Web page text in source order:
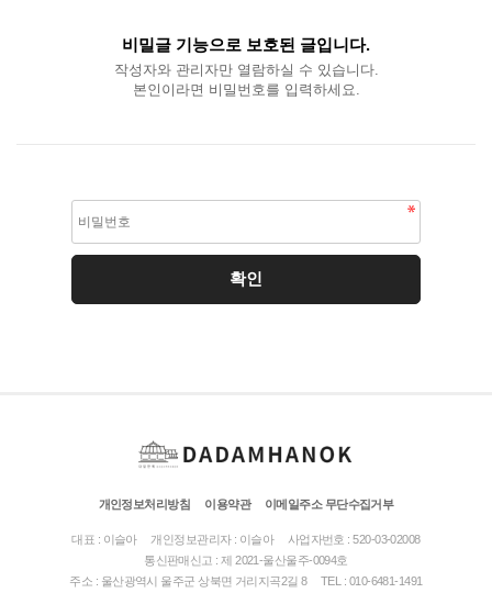
비밀글 기능으로 보호된 글입니다.
작성자와 관리자만 열람하실 수 있습니다.
본인이라면 비밀번호를 입력하세요.
개인정보처리방침 이용약관 이메일주소 무단수집거부
대표 : 이슬아 개인정보관리자 : 이슬아
사업자번호 : 520-03-02008
통신판매신고 : 제 2021-울산울주-0094호
주소 : 울산광역시 울주군 상북면 거리지곡2길 8
TEL : 010-6481-1491